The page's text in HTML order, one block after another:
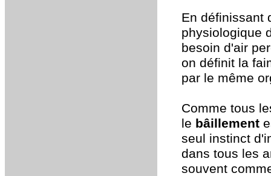
En définissant
physiologique
besoin d'air
on définit la
par le même
Comme tous
le bâillement
seul instinct
dans tous les
souvent